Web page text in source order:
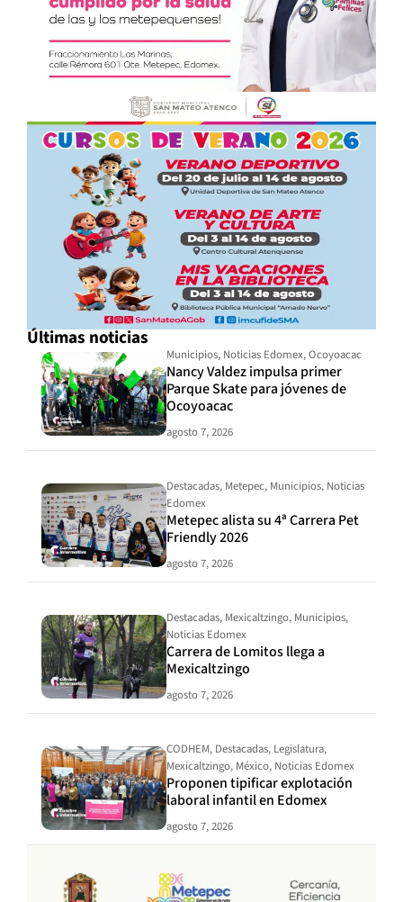
Últimas noticias
Municipios, Noticias Edomex,Ocoyoacac
Nancy Valdez impulsa primer
Parque Skate para jóvenes de
Ocoyoacac
agosto 7, 2026
Destacadas, Metepec, Municipios, Noticias
Edomex
Metepec alista su 4ª Carrera Pet
Friendly 2026
agosto 7, 2026
Destacadas, Mexicaltzingo, Municipios,
Noticias Edomex
Carrera de Lomitos llega a
Mexicaltzingo
agosto 7, 2026
CODHEM, Destacadas, Legislatura,
Mexicaltzingo, México, Noticias Edomex
Proponen tipificar explotación
laboral infantil en Edomex
agosto 7, 2026